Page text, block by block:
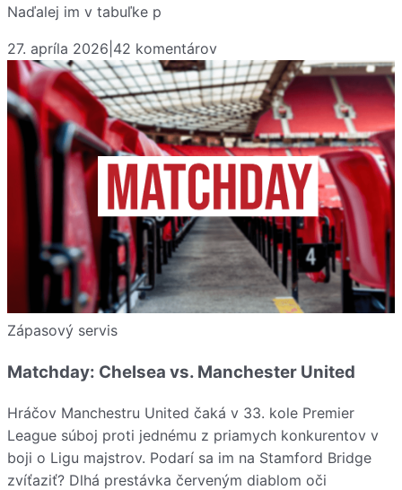
Naďalej im v tabuľke p
27. apríla 2026 42 komentárov
Zápasový servis
Matchday: Chelsea vs. Manchester United
Hráčov Manchestru United čaká v 33. kole Premier
League súboj proti jednému z priamych konkurentov v
boji o Ligu majstrov. Podarí sa im na Stamford Bridge
zvíťaziť? Dlhá prestávka červeným diablom oči